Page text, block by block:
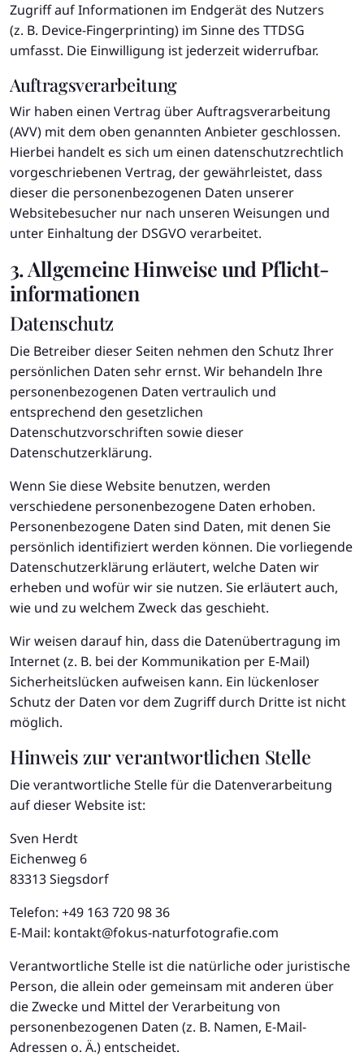
Zugriff auf Informationen im Endgerät des Nutzers
(z. B. Device-Fingerprinting) im Sinne des TTDSG
umfasst. Die Einwilligung ist jederzeit widerrufbar.
Auftragsverarbeitung
Wir haben einen Vertrag über Auftragsverarbeitung
(AVV) mit dem oben genannten Anbieter geschlossen.
Hierbei handelt es sich um einen datenschutzrechtlich
vorgeschriebenen Vertrag, der gewährleistet, dass
dieser die personenbezogenen Daten unserer
Websitebesucher nur nach unseren Weisungen und
unter Einhaltung der DSGVO verarbeitet.
3. Allgemeine Hinweise und Pflicht­
informationen
Datenschutz
Die Betreiber dieser Seiten nehmen den Schutz Ihrer
persönlichen Daten sehr ernst. Wir behandeln Ihre
personenbezogenen Daten vertraulich und
entsprechend den gesetzlichen
Datenschutzvorschriften sowie dieser
Datenschutzerklärung.
Wenn Sie diese Website benutzen, werden
verschiedene personenbezogene Daten erhoben.
Personenbezogene Daten sind Daten, mit denen Sie
persönlich identifiziert werden können. Die vorliegende
Datenschutzerklärung erläutert, welche Daten wir
erheben und wofür wir sie nutzen. Sie erläutert auch,
wie und zu welchem Zweck das geschieht.
Wir weisen darauf hin, dass die Datenübertragung im
Internet (z. B. bei der Kommunikation per E-Mail)
Sicherheitslücken aufweisen kann. Ein lückenloser
Schutz der Daten vor dem Zugriff durch Dritte ist nicht
möglich.
Hinweis zur verantwortlichen Stelle
Die verantwortliche Stelle für die Datenverarbeitung
auf dieser Website ist:
Sven Herdt
Eichenweg 6
83313 Siegsdorf
Telefon: +49 163 720 98 36
E-Mail: kontakt@fokus-naturfotografie.com
Verantwortliche Stelle ist die natürliche oder juristische
Person, die allein oder gemeinsam mit anderen über
die Zwecke und Mittel der Verarbeitung von
personenbezogenen Daten (z. B. Namen, E-Mail-
Adressen o. Ä.) entscheidet.